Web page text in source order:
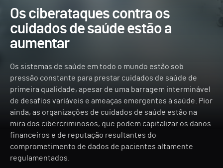
Os ciberataques contra os
cuidados de saúde estão a
aumentar
Os sistemas de saúde em todo o mundo estão sob
pressão constante para prestar cuidados de saúde de
primeira qualidade, apesar de uma barragem interminável
de desafios variáveis e ameaças emergentes à saúde. Pior
ainda, as organizações de cuidados de saúde estão na
mira dos cibercriminosos, que podem capitalizar os danos
financeiros e de reputação resultantes do
comprometimento de dados de pacientes altamente
regulamentados.